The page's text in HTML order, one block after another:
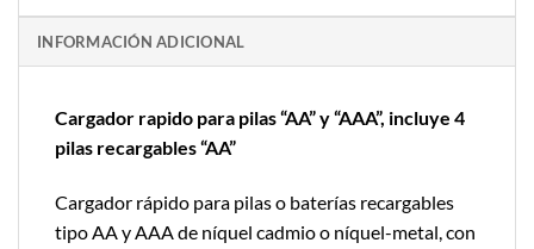
INFORMACIÓN ADICIONAL
Cargador rapido para pilas “AA” y “AAA”, incluye 4
pilas recargables “AA”
Cargador rápido para pilas o baterías recargables
tipo AA y AAA de níquel cadmio o níquel-metal, con